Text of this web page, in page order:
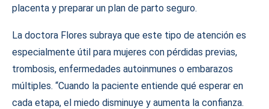
placenta y preparar un plan de parto seguro.
La doctora Flores subraya que este tipo de atención es
especialmente útil para mujeres con pérdidas previas,
trombosis, enfermedades autoinmunes o embarazos
múltiples. “Cuando la paciente entiende qué esperar en
cada etapa, el miedo disminuye y aumenta la confianza.